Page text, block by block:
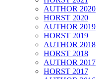
AUTHOR 2020
HORST 2020
AUTHOR 2019
HORST 2019
AUTHOR 2018
HORST 2018
AUTHOR 2017
HORST 2017